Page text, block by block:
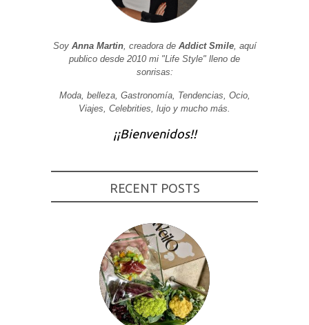
Soy Anna Martin, creadora de Addict Smile, aquí
publico desde 2010 mi "Life Style" lleno de
sonrisas:
Moda, belleza, Gastronomía, Tendencias, Ocio,
Viajes, Celebrities, lujo y mucho más.
¡¡Bienvenidos!!
RECENT POSTS
se usa la
Experiencia
funcionalidades